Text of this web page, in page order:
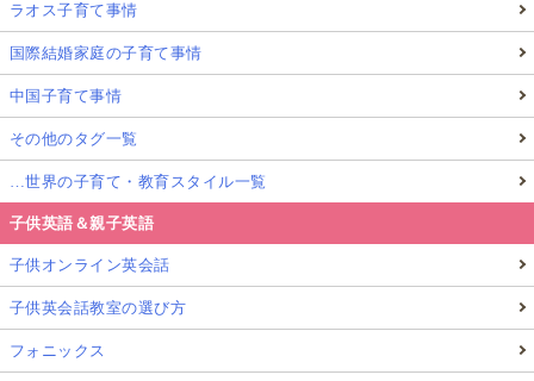
ラオス子育て事情
国際結婚家庭の子育て事情
中国子育て事情
その他のタグ一覧
…世界の子育て・教育スタイル一覧
子供英語＆親子英語
子供オンライン英会話
子供英会話教室の選び方
フォニックス